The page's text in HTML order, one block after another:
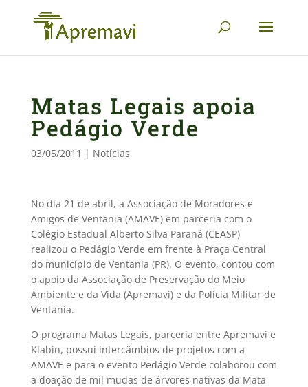
Matas Legais apoia
Pedágio Verde
03/05/2011 | Notícias
No dia 21 de abril, a Associação de Moradores e
Amigos de Ventania (AMAVE) em parceria com o
Colégio Estadual Alberto Silva Paraná (CEASP)
realizou o Pedágio Verde em frente à Praça Central
do município de Ventania (PR). O evento, contou com
o apoio da Associação de Preservação do Meio
Ambiente e da Vida (Apremavi) e da Polícia Militar de
Ventania.
O programa Matas Legais, parceria entre Apremavi e
Klabin, possui intercâmbios de projetos com a
AMAVE e para o evento Pedágio Verde colaborou com
a doação de mil mudas de árvores nativas da Mata